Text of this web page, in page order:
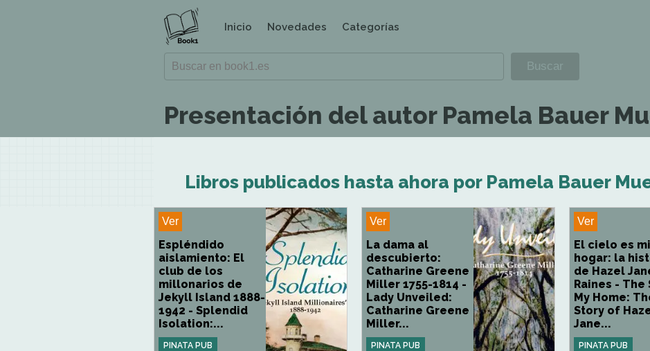
Inicio Novedades Categorías
Presentación del autor Pamela Bauer
Libros publicados hasta ahora por Pamela Bauer
Ver
Espléndido
aislamiento: El
club de los
millonarios de
Jekyll Island 1888-
1942 - Splendid
Isolation:...
PINATA PUB
Ver
La dama al
descubierto:
Catharine Greene
Miller 1755-1814 -
Lady Unveiled:
Catharine Greene
Miller...
PINATA PUB
Ver
El cielo es mi
hogar: la
de Hazel
Raines - The
My Home:
Story of
Jane...
PINATA PUB